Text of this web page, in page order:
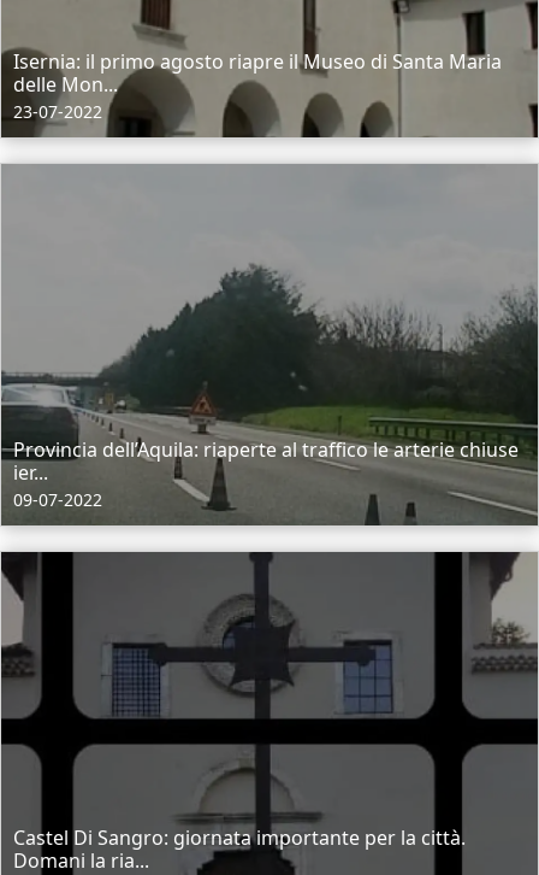
Isernia: il primo agosto riapre il Museo di Santa Maria
delle Mon...
23-07-2022
Provincia dell’Aquila: riaperte al traffico le arterie chiuse
ier...
09-07-2022
Castel Di Sangro: giornata importante per la città.
Domani la ria...